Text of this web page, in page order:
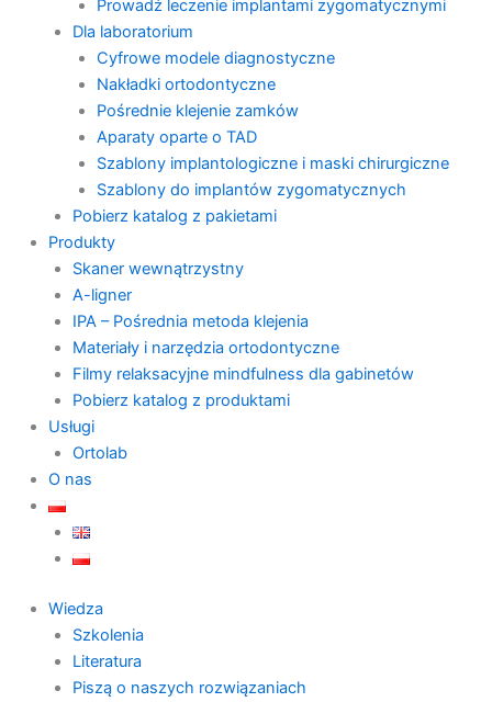
Prowadź leczenie implantami zygomatycznymi
Dla laboratorium
Cyfrowe modele diagnostyczne
Nakładki ortodontyczne
Pośrednie klejenie zamków
Aparaty oparte o TAD
Szablony implantologiczne i maski chirurgiczne
Szablony do implantów zygomatycznych
Pobierz katalog z pakietami
Produkty
Skaner wewnątrzystny
A-ligner
IPA – Pośrednia metoda klejenia
Materiały i narzędzia ortodontyczne
Filmy relaksacyjne mindfulness dla gabinetów
Pobierz katalog z produktami
Usługi
Ortolab
O nas
Wiedza
Szkolenia
Literatura
Piszą o naszych rozwiązaniach